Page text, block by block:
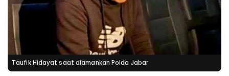
Taufik Hidayat saat diamankan Polda Jabar